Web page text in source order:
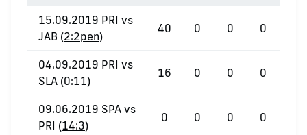
15.09.2019 PRI vs
JAB (2:2pen)
40 0 0 0
04.09.2019 PRI vs
SLA (0:11)
16 0 0 0
09.06.2019 SPA vs
PRI (14:3)
0 0 0 0